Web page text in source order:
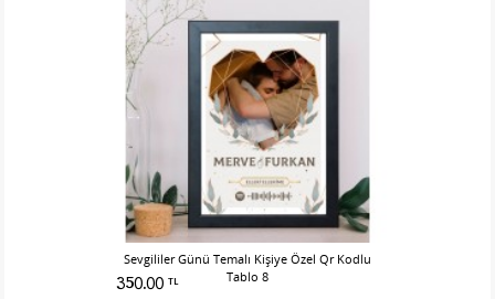
Sevgililer Günü Temalı Kişiye Özel Qr Kodlu
Tablo 8
350.00 TL